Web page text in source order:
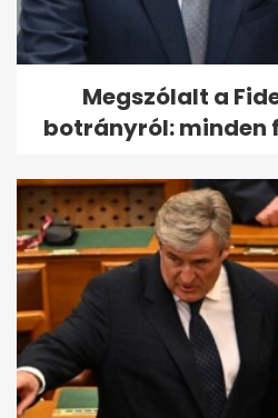
Megszólalt a
botrányról: minden